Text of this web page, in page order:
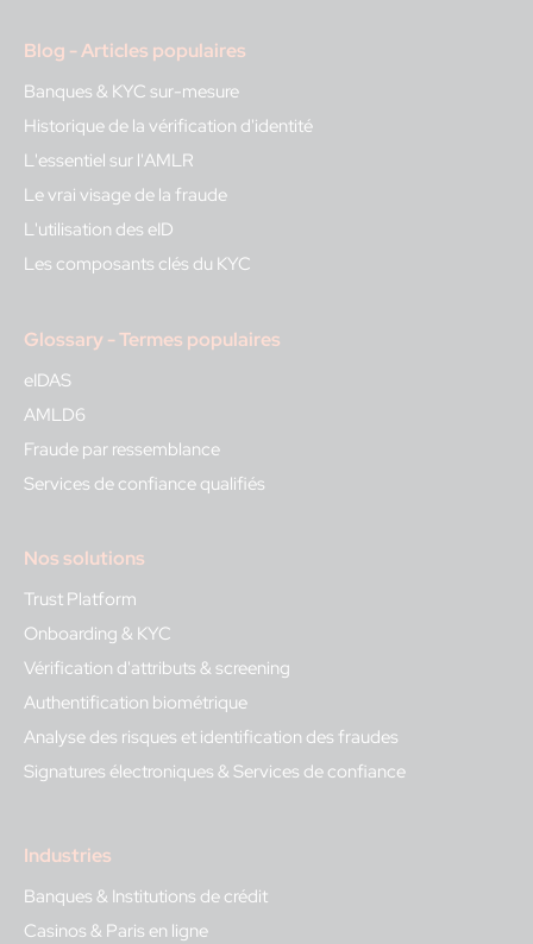
Blog - Articles populaires
Banques & KYC sur-mesure
Historique de la vérification d'identité
L'essentiel sur l'AMLR
Le vrai visage de la fraude
L'utilisation des eID
Les composants clés du KYC
Glossary - Termes populaires
eIDAS
AMLD6
Fraude par ressemblance
Services de confiance qualifiés
Nos solutions
Trust Platform
Onboarding & KYC
Vérification d'attributs & screening
Authentification biométrique
Analyse des risques et identification des fraudes
Signatures électroniques & Services de confiance
Industries
Banques & Institutions de crédit
Casinos & Paris en ligne